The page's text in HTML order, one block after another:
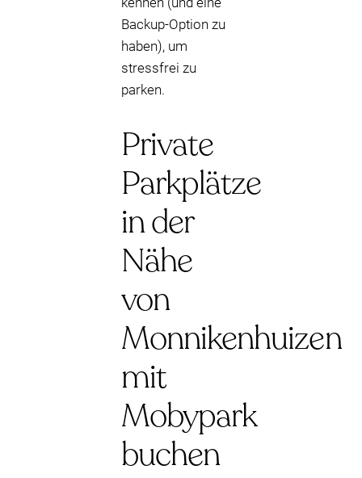
Backup-Option zu
haben), um
stressfrei zu
parken.
Private
Parkplätze
in der
Nähe
von
Monnikenhuizen
mit
Mobypark
buchen